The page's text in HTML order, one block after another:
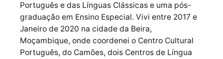
Português e das Línguas Clássicas e uma pós-
graduação em Ensino Especial. Vivi entre 2017 e
Janeiro de 2020 na cidade da Beira,
Moçambique, onde coordenei o Centro Cultural
Português, do Camões, dois Centros de Língua